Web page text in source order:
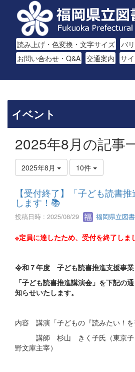
読み上げ・色変換・文字サイズ バ
お問い合わせ・Q&A 交通案内 サ
イベント
2025年8月の記事
2025年8月 10件
【受付終了】「子ども読書
します！📚
投稿日時 : 2025/08/29 福岡県立図
※定員に達したため、受付を終了しま
令和７年度 子ども読書推進支援事業
「子ども読書推進講演会」を下記の
知らせいたします。
内容 講演「子どもの『読みたい！を
講師 杉山 きく子氏（東京子ど
野文庫主宰）